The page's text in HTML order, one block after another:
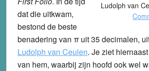
Ludolph van
dat die uitkwam,
bestond de beste
benadering van πuit 35 decimalen,
Ludolph van Ceulen. Je ziet
van hem, waarbij zijn hoofd ook wel